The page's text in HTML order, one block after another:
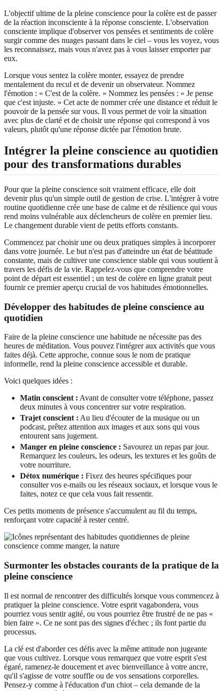
L'objectif ultime de la pleine conscience pour la colère est de passer
de la réaction inconsciente à la réponse consciente. L'observation
consciente implique d'observer vos pensées et sentiments de colère
surgir comme des nuages passant dans le ciel – vous les voyez, vous
les reconnaissez, mais vous n'avez pas à vous laisser emporter par
eux.
Lorsque vous sentez la colère monter, essayez de prendre
mentalement du recul et de devenir un observateur. Nommez
l'émotion : « C'est de la colère. » Nommez les pensées : « Je pense
que c'est injuste. » Cet acte de nommer crée une distance et réduit le
pouvoir de la pensée sur vous. Il vous permet de voir la situation
avec plus de clarté et de choisir une réponse qui correspond à vos
valeurs, plutôt qu'une réponse dictée par l'émotion brute.
Intégrer la pleine conscience au quotidien
pour des transformations durables
Pour que la pleine conscience soit vraiment efficace, elle doit
devenir plus qu'un simple outil de gestion de crise. L'intégrer à votre
routine quotidienne crée une base de calme et de résilience qui vous
rend moins vulnérable aux déclencheurs de colère en premier lieu.
Le changement durable vient de petits efforts constants.
Commencez par choisir une ou deux pratiques simples à incorporer
dans votre journée. Le but n'est pas d'atteindre un état de béatitude
constante, mais de cultiver une conscience stable qui vous soutient à
travers les défis de la vie. Rappelez-vous que comprendre votre
point de départ est essentiel ; un test de colère en ligne gratuit peut
fournir ce premier aperçu crucial de vos habitudes émotionnelles.
Développer des habitudes de pleine conscience au
quotidien
Faire de la pleine conscience une habitude ne nécessite pas des
heures de méditation. Vous pouvez l'intégrer aux activités que vous
faites déjà. Cette approche, connue sous le nom de pratique
informelle, rend la pleine conscience accessible et durable.
Voici quelques idées :
Matin conscient : Avant de consulter votre téléphone, passez
deux minutes à vous concentrer sur votre respiration.
Trajet conscient : Au lieu d'écouter de la musique ou un
podcast, prêtez attention aux images et aux sons qui vous
entourent sans jugement.
Manger en pleine conscience : Savourez un repas par jour.
Remarquez les couleurs, les odeurs, les textures et les goûts de
votre nourriture.
Détox numérique : Fixez des heures spécifiques pour
consulter vos e-mails ou les réseaux sociaux, et lorsque vous le
faites, notez ce que cela vous fait ressentir.
Ces petits moments de présence s'accumulent au fil du temps,
renforçant votre capacité à rester centré.
Surmonter les obstacles courants de la pratique de la
pleine conscience
Il est normal de rencontrer des difficultés lorsque vous commencez à
pratiquer la pleine conscience. Votre esprit vagabondera, vous
pourriez vous sentir agité, ou vous pourriez être frustré de ne pas «
bien faire ». Ce ne sont pas des signes d'échec ; ils font partie du
processus.
La clé est d'aborder ces défis avec la même attitude non jugeante
que vous cultivez. Lorsque vous remarquez que votre esprit s'est
égaré, ramenez-le doucement et avec bienveillance à votre ancre,
qu'il s'agisse de votre souffle ou de vos sensations corporelles.
Pensez-y comme à l'éducation d'un chiot – cela demande de la